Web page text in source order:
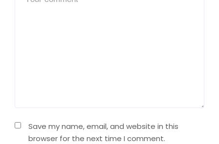
Save my name, email, and website in this
browser for the next time I comment.